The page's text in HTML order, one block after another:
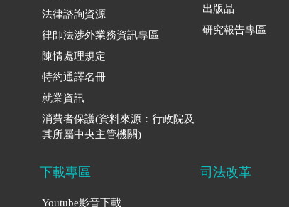
法律諮詢資源
律師法涉外業務資訊專區
陳情處理規定
特約通譯名冊
就業資訊
消費者保護(資料來源：行政院及
其所屬中央主管機關)
出版品
研究報告專區
下載專區
Youtube影音下載
司法改革